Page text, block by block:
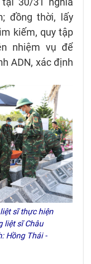
đồng thời, lấy
kiếm, quy tập
nhiệm vụ để
ADN, xác định
sĩ thực hiện
liệt sĩ Châu
Hồng Thái -